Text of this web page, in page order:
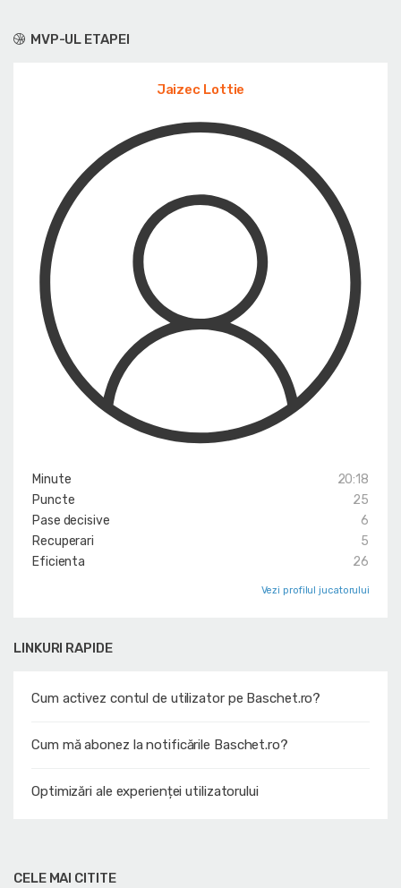
MVP-UL ETAPEI
Jaizec Lottie
Minute
20:18
Puncte
25
Pase decisive
6
Recuperari
5
Eficienta
26
Vezi profilul jucatorului
LINKURI RAPIDE
Cum activez contul de utilizator pe Baschet.ro?
Cum mă abonez la notificările Baschet.ro?
Optimizări ale experienței utilizatorului
CELE MAI CITITE